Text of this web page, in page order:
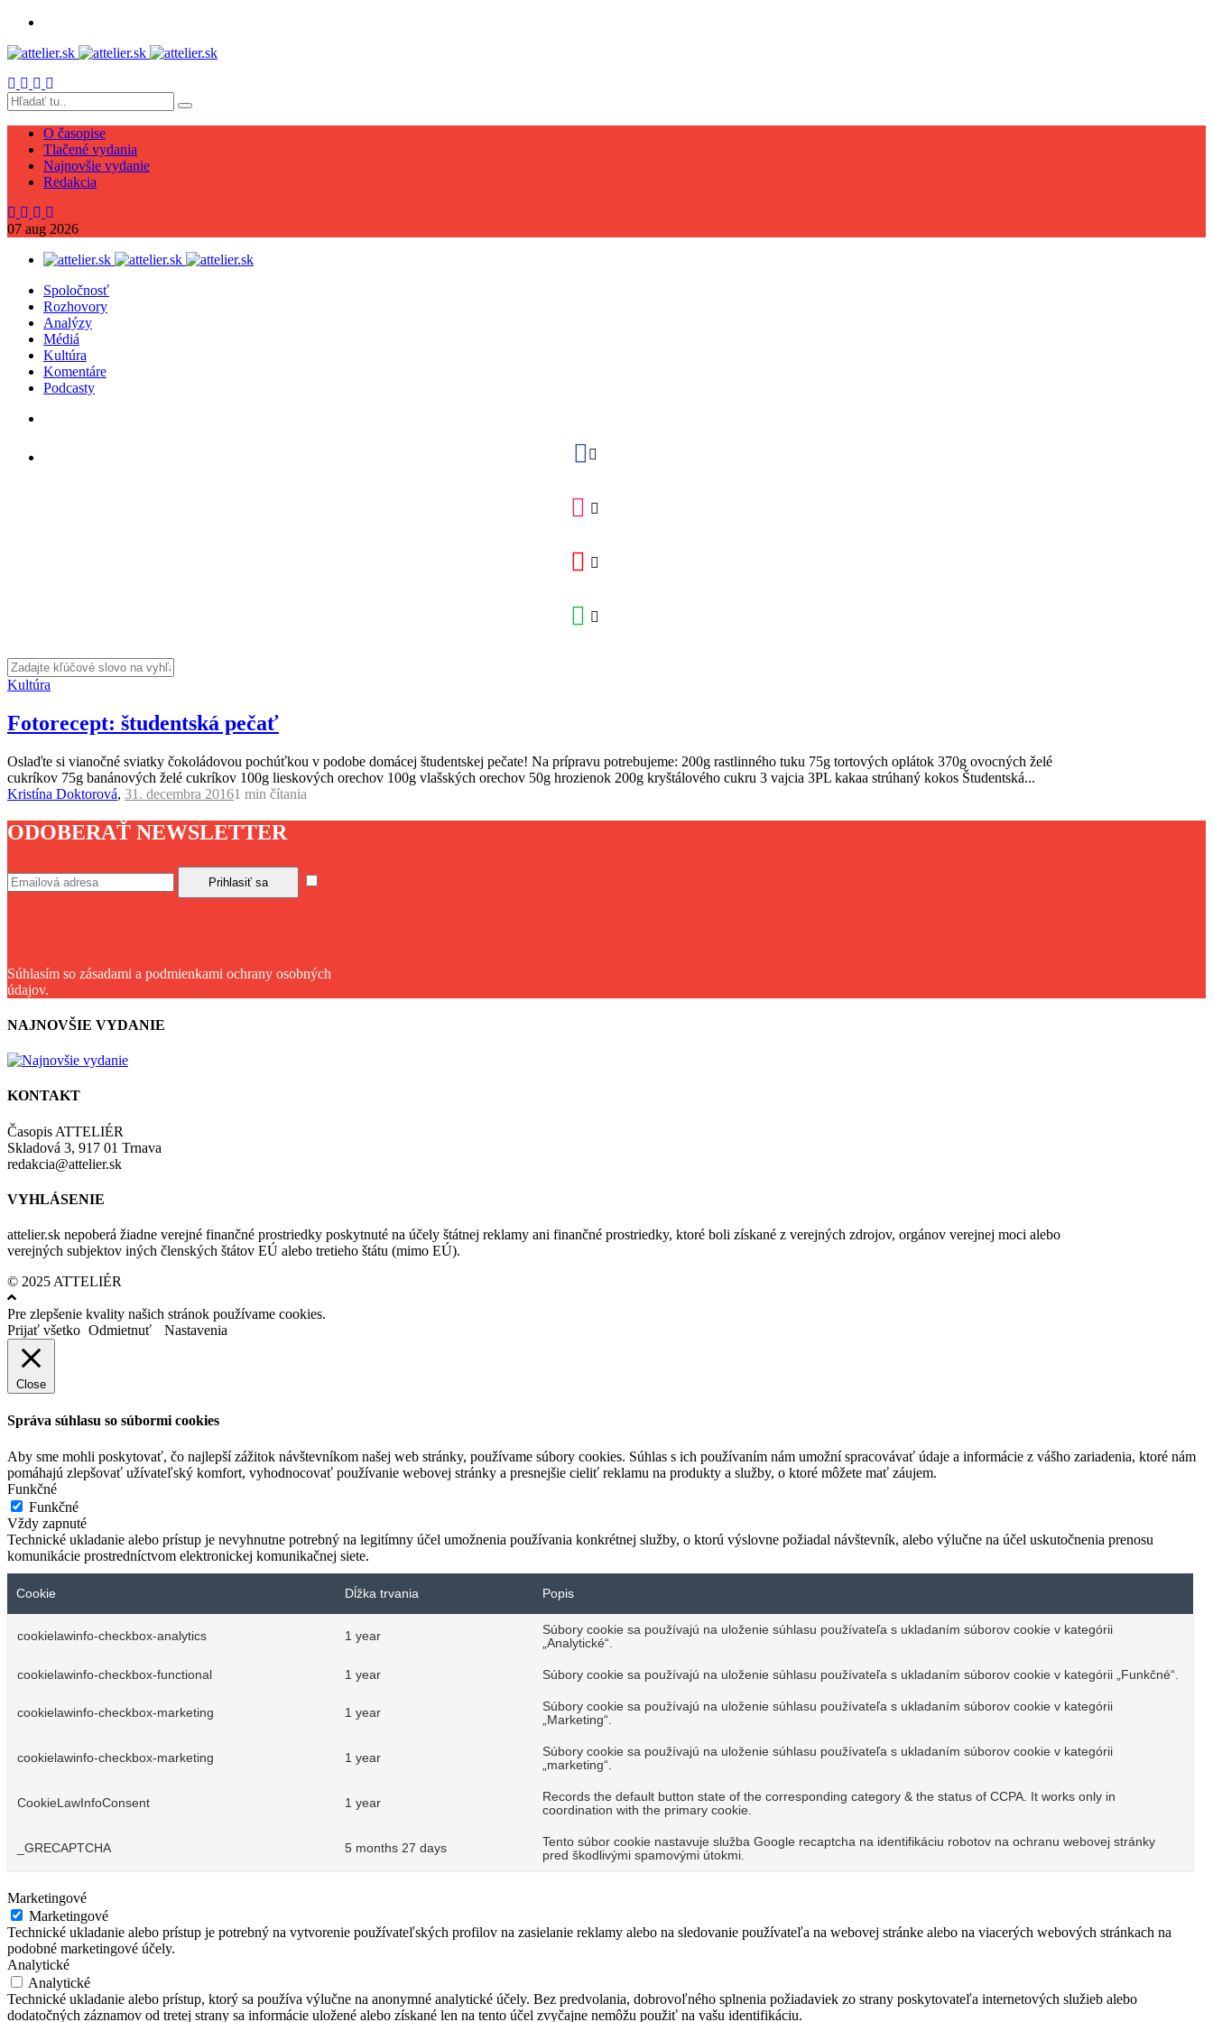
O časopise
Tlačené vydania
Najnovšie vydanie
Redakcia
07 aug 2026
Spoločnosť
Rozhovory
Analýzy
Médiá
Kultúra
Komentáre
Podcasty
Kultúra
Fotorecept: študentská pečať
Oslaďte si vianočné sviatky čokoládovou pochúťkou v podobe domácej študentskej pečate! Na prípravu potrebujeme: 200g rastlinného tuku 75g tortových oplátok 370g ovocných želé
cukríkov 75g banánových želé cukríkov 100g lieskových orechov 100g vlašských orechov 50g hrozienok 200g kryštálového cukru 3 vajcia 3PL kakaa strúhaný kokos Študentská...
Kristína Doktorová, 31. decembra 20161 min čítania
ODOBERAŤ NEWSLETTER
Súhlasím so zásadami a podmienkami ochrany osobných
údajov.
NAJNOVŠIE VYDANIE
KONTAKT
Časopis ATTELIÉR
Skladová 3, 917 01 Trnava
redakcia@attelier.sk
VYHLÁSENIE
attelier.sk nepoberá žiadne verejné finančné prostriedky poskytnuté na účely štátnej reklamy ani finančné prostriedky, ktoré boli získané z verejných zdrojov, orgánov verejnej moci alebo
verejných subjektov iných členských štátov EÚ alebo tretieho štátu (mimo EÚ).
© 2025 ATTELIÉR
Pre zlepšenie kvality našich stránok používame cookies.
Prijať všetko Odmietnuť Nastavenia
Close
Správa súhlasu so súbormi cookies
Aby sme mohli poskytovať, čo najlepší zážitok návštevníkom našej web stránky, používame súbory cookies. Súhlas s ich používaním nám umožní spracovávať údaje a informácie z vášho zariadenia, ktoré nám
pomáhajú zlepšovať užívateľský komfort, vyhodnocovať používanie webovej stránky a presnejšie cieliť reklamu na produkty a služby, o ktoré môžete mať záujem.
Funkčné
Funkčné
Vždy zapnuté
Technické ukladanie alebo prístup je nevyhnutne potrebný na legitímny účel umožnenia používania konkrétnej služby, o ktorú výslovne požiadal návštevník, alebo výlučne na účel uskutočnenia prenosu
komunikácie prostredníctvom elektronickej komunikačnej siete.
Cookie Dĺžka trvania Popis
cookielawinfo-checkbox-analytics 1 year
Súbory cookie sa používajú na uloženie súhlasu používateľa s ukladaním súborov cookie v kategórii
„Analytické“.
cookielawinfo-checkbox-functional 1 year Súbory cookie sa používajú na uloženie súhlasu používateľa s ukladaním súborov cookie v kategórii „Funkčné“.
cookielawinfo-checkbox-marketing 1 year
Súbory cookie sa používajú na uloženie súhlasu používateľa s ukladaním súborov cookie v kategórii
„Marketing“.
cookielawinfo-checkbox-marketing 1 year
Súbory cookie sa používajú na uloženie súhlasu používateľa s ukladaním súborov cookie v kategórii
„marketing“.
CookieLawInfoConsent 1 year
Records the default button state of the corresponding category & the status of CCPA. It works only in
coordination with the primary cookie.
_GRECAPTCHA 5 months 27 days
Tento súbor cookie nastavuje služba Google recaptcha na identifikáciu robotov na ochranu webovej stránky
pred škodlivými spamovými útokmi.
Marketingové
Marketingové
Technické ukladanie alebo prístup je potrebný na vytvorenie používateľských profilov na zasielanie reklamy alebo na sledovanie používateľa na webovej stránke alebo na viacerých webových stránkach na
podobné marketingové účely.
Analytické
Analytické
Technické ukladanie alebo prístup, ktorý sa používa výlučne na anonymné analytické účely. Bez predvolania, dobrovoľného splnenia požiadaviek zo strany poskytovateľa internetových služieb alebo
dodatočných záznamov od tretej strany sa informácie uložené alebo získané len na tento účel zvyčajne nemôžu použiť na vašu identifikáciu.